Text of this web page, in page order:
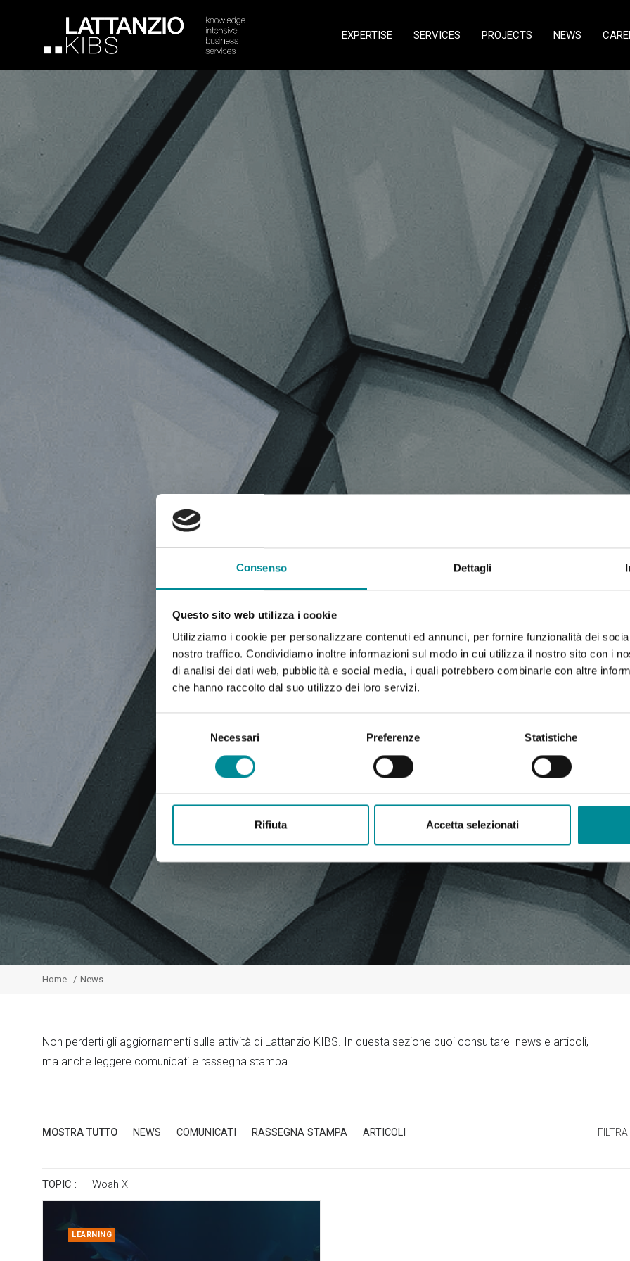
Consenso Dettagli
Questo sito web utilizza i cookie
Utilizziamo i cookie per personalizzare contenuti ed annunci, per fornire funzionalità dei
nostro traffico. Condividiamo inoltre informazioni sul modo in cui utilizza il nostro sito con i
di analisi dei dati web, pubblicità e social media, i quali potrebbero combinarle con altre
che hanno raccolto dal suo utilizzo dei loro servizi.
Necessari Preferenze Statistiche
Rifiuta Accetta selezionati
EXPERTISE SERVICES PROJECTS NEWS
Home News
Non perderti gli aggiornamenti sulle attività di Lattanzio KIBS. In questa sezione puoi consultare news e articoli,
ma anche leggere comunicati e rassegna stampa.
MOSTRA TUTTO NEWS COMUNICATI RASSEGNA STAMPA ARTICOLI
TOPIC : Woah X
LEARNING